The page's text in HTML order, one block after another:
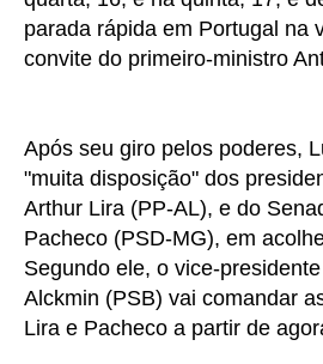
parada rápida em Portugal na
convite do primeiro-ministro
Após seu giro pelos poderes,
"muita disposição" dos
Arthur Lira (PP-AL), e do
Pacheco (PSD-MG), em
Segundo ele, o vice-
Alckmin (PSB) vai comandar
Lira e Pacheco a partir de